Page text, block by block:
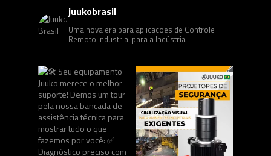
juukobrasil
Uma nova era para aplicações de Controle
Remoto Industrial para a Indústria